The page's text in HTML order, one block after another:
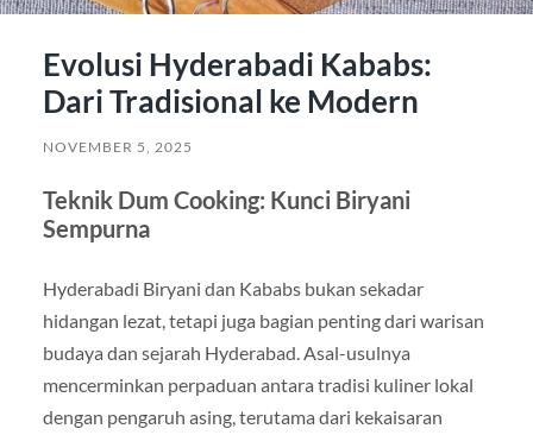
Evolusi Hyderabadi Kababs:
Dari Tradisional ke Modern
NOVEMBER 5, 2025
Teknik Dum Cooking: Kunci Biryani
Sempurna
Hyderabadi Biryani dan Kababs bukan sekadar
hidangan lezat, tetapi juga bagian penting dari warisan
budaya dan sejarah Hyderabad. Asal-usulnya
mencerminkan perpaduan antara tradisi kuliner lokal
dengan pengaruh asing, terutama dari kekaisaran